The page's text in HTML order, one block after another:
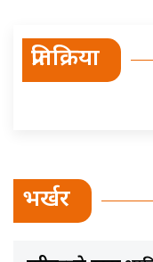
प्रतिक्रिया
भर्खर